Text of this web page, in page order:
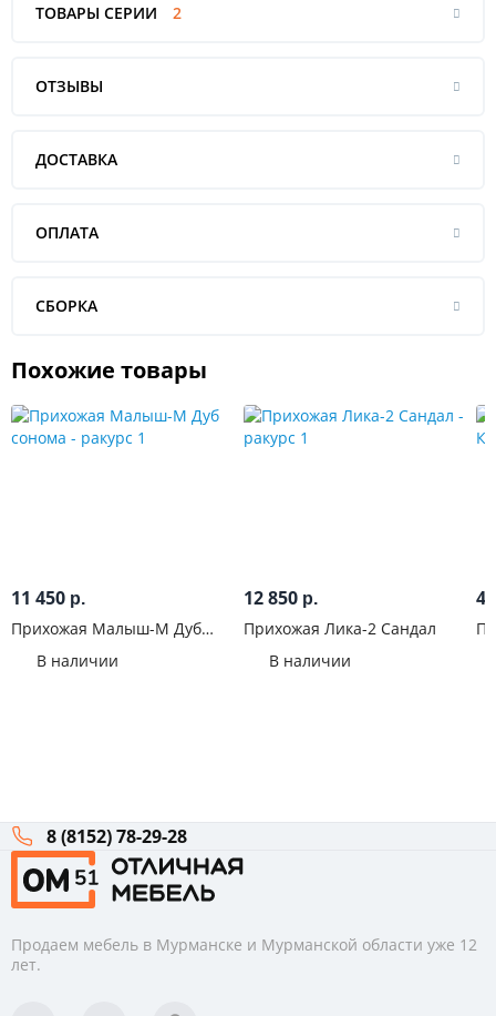
ТОВАРЫ СЕРИИ 2
ОТЗЫВЫ
ДОСТАВКА
ОПЛАТА
СБОРКА
Похожие товары
11 450 р.
Прихожая Малыш-М Дуб
В наличии
12 850 р.
Прихожая Лика-2 Сандал
В наличии
8 (8152) 78-29-28
Продаем мебель в Мурманске и Мурманской области уже 12
лет.